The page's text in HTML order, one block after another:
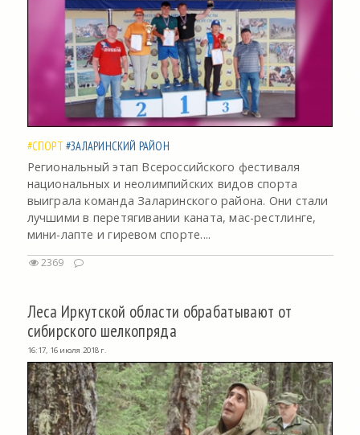
#СПОРТ #ЗАЛАРИНСКИЙ РАЙОН
Региональный этап Всероссийского фестиваля
национальных и неолимпийских видов спорта
выиграла команда Заларинского района. Они стали
лучшими в перетягивании каната, мас-рестлинге,
мини-лапте и гиревом спорте....
2369
Леса Иркутской области обрабатывают от
сибирского шелкопряда
16:17, 16 июля 2018 г.